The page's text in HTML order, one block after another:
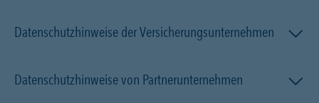
Datenschutzhinweise der Versicherungsunternehmen
Datenschutzhinweise von Partnerunternehmen